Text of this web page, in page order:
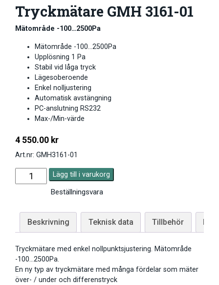
Tryckmätare GMH 3161-01
Mätområde -100…2500Pa
Mätområde -100…2500Pa
Upplösning 1 Pa
Stabil vid låga tryck
Lägesoberoende
Enkel nolljustering
Automatisk avstängning
PC-anslutning RS232
Max-/Min-värde
4 550.00 kr
Art.nr: GMH3161-01
Lägg till i varukorg
Beställningsvara
Beskrivning Teknisk data Tillbehör
Tryckmätare med enkel nollpunktsjustering. Mätområde
-100…2500Pa.
En ny typ av tryckmätare med många fördelar som mäter
över- / under och differenstryck